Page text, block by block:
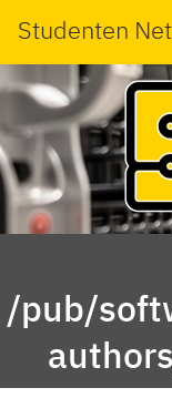
Studenten
/pub/